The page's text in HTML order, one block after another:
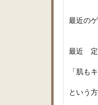
最近の
最近 定
「肌も
という